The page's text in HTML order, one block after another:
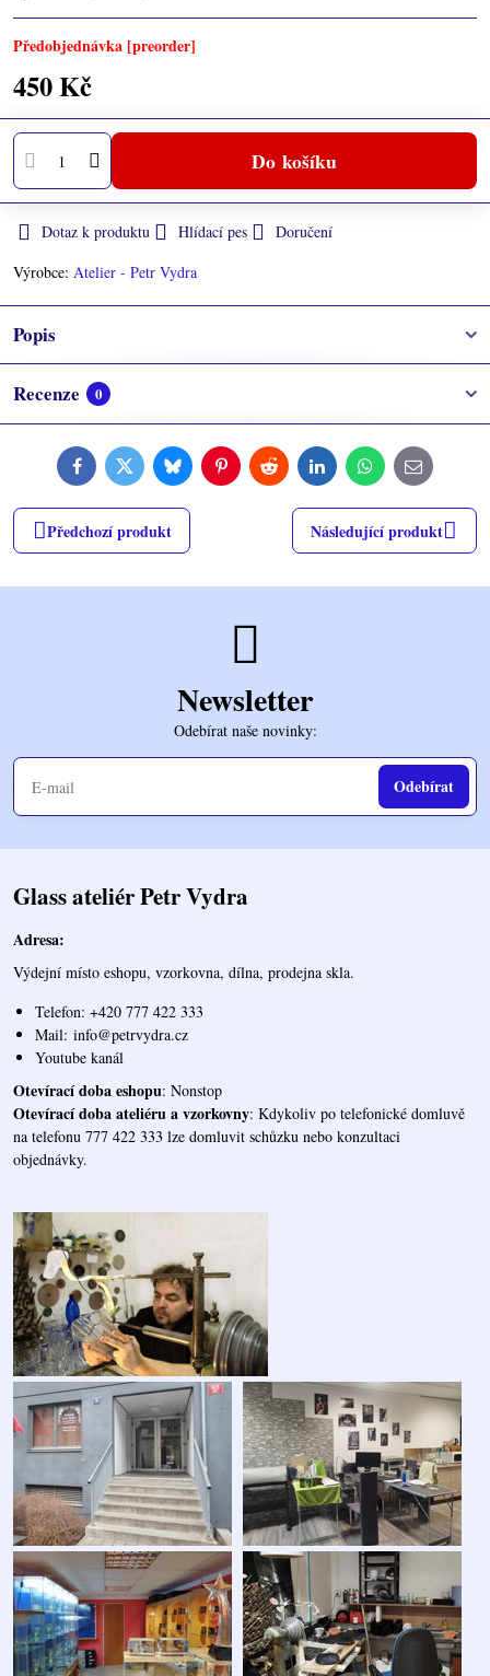
Předobjednávka [preorder]
450 Kč
Do košíku
Dotaz k produktu Hlídací pes
Doručení
Výrobce: Atelier - Petr Vydra
Popis
Recenze 0
FacebookTwitterBlueskyPinterestReddit LinkedInWhatsApp
E-
mail
Předchozí produkt Následující produkt
Newsletter
Odebírat naše novinky:
Odebírat
Glass ateliér Petr Vydra
Adresa:
Výdejní místo eshopu, vzorkovna, dílna, prodejna skla.
Telefon: +420 777 422 333
Mail: info@petrvydra.cz
Youtube kanál
Otevírací doba eshopu: Nonstop
Otevírací doba ateliéru a vzorkovny: Kdykoliv po telefonické domluvě
na telefonu 777 422 333 lze domluvit schůzku nebo konzultaci
objednávky.